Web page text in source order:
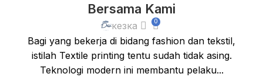
Bersama Kami
кезка 0
Bagi yang bekerja di bidang fashion dan tekstil,
istilah Textile printing tentu sudah tidak asing.
Teknologi modern ini membantu pelaku...